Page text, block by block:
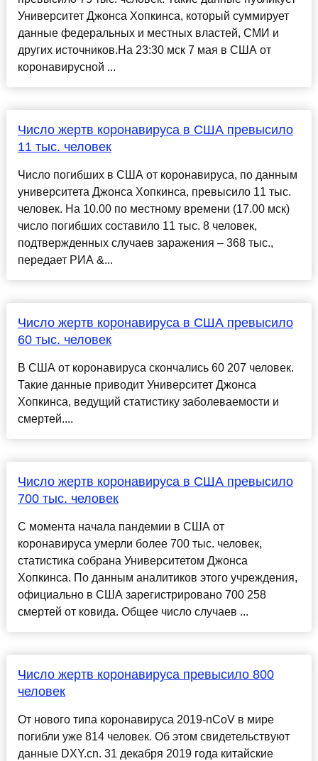
Университет Джонса Хопкинса, который суммирует
данные федеральных и местных властей, СМИ и
других источников.На 23:30 мск 7 мая в США от
коронавирусной ...
Число жертв коронавируса в США превысило
11 тыс. человек
Число погибших в США от коронавируса, по данным
университета Джонса Хопкинса, превысило 11 тыс.
человек. На 10.00 по местному времени (17.00 мск)
число погибших составило 11 тыс. 8 человек,
подтвержденных случаев заражения – 368 тыс.,
передает РИА &...
Число жертв коронавируса в США превысило
60 тыс. человек
В США от коронавируса скончались 60 207 человек.
Такие данные приводит Университет Джонса
Хопкинса, ведущий статистику заболеваемости и
смертей....
Число жертв коронавируса в США превысило
700 тыс. человек
С момента начала пандемии в США от
коронавируса умерли более 700 тыс. человек,
статистика собрана Университетом Джонса
Хопкинса. По данным аналитиков этого учреждения,
официально в США зарегистрировано 700 258
смертей от ковида. Общее число случаев ...
Число жертв коронавируса превысило 800
человек
От нового типа коронавируса 2019-nCoV в мире
погибли уже 814 человек. Об этом свидетельствуют
данные DXY.cn. 31 декабря 2019 года китайские